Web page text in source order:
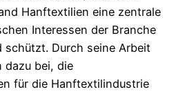
Hanftextilien eine zentrale
Interessen der Branche
Durch seine Arbeit
dazu bei, die
für die Hanftextilindustrie